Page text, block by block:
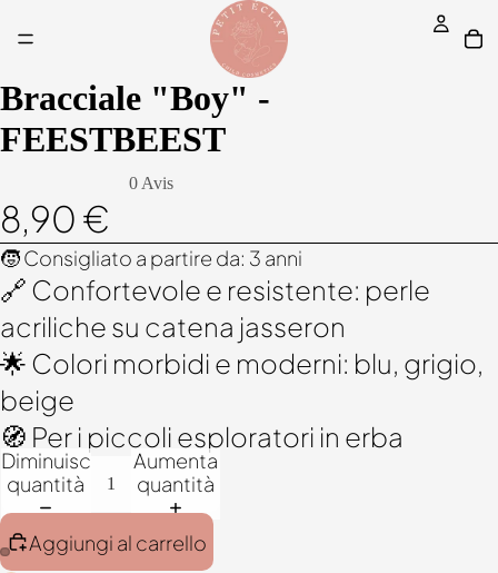
Bracciale "Boy" -
FEESTBEEST
0 Avis
8,90 €
🧒 Consigliato a partire da: 3 anni
🔗 Confortevole e resistente: perle
acriliche su catena jasseron
🌟 Colori morbidi e moderni: blu, grigio,
beige
🧭 Per i piccoli esploratori in erba
Diminuisci
quantità
Aumenta
quantità
Aggiungi al carrello